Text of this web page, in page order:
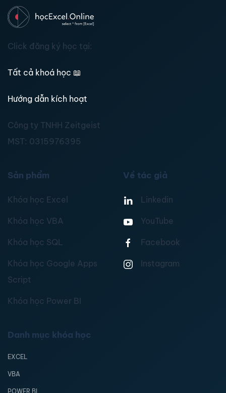
Click đăng ký học tại:
Tất cả khoá học 📖
Hướng dẫn kích hoạt
Công ty TNHH Zeitgeist
MST: 0315976395
Sản phẩm
Khóa học Excel
Khóa học VBA
Khóa học SQL
Khóa học Google Apps
Script
Khóa học Power BI
Về tác giả
Linkedin
YouTube
Facebook
Instagram
Danh mục khóa học
EXCEL
VBA
POWER BI